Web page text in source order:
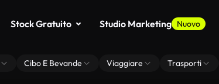
Stock Gratuito Studio Marketing Nuovo
Cibo E Bevande Viaggiare Trasporti